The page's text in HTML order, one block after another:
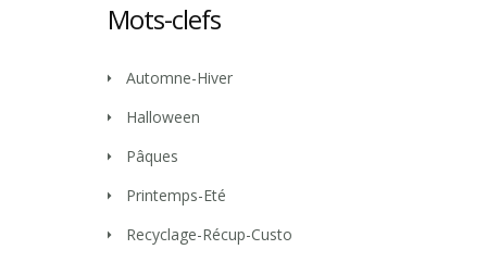
Mots-clefs
Automne-Hiver
Halloween
Pâques
Printemps-Eté
Recyclage-Récup-Custo